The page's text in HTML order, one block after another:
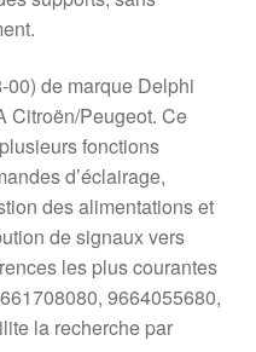
de marque Delphi
Citroën/Peugeot. Ce
fonctions
d’éclairage,
des alimentations et
de signaux vers
les plus courantes
9664055680,
la recherche par